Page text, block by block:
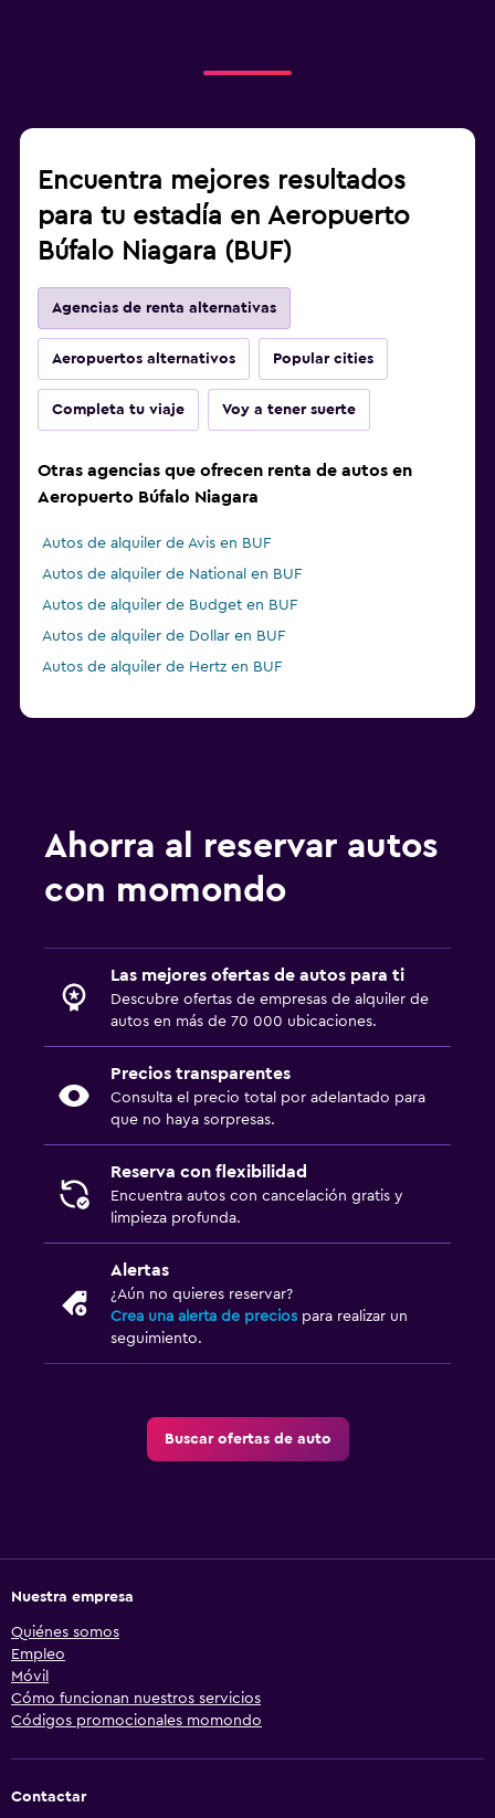
Encuentra mejores resultados
para tu estadía en Aeropuerto
Búfalo Niagara (BUF)
Agencias de renta alternativas
Aeropuertos alternativos Popular cities
Completa tu viaje Voy a tener suerte
Otras agencias que ofrecen renta de autos en
Aeropuerto Búfalo Niagara
Autos de alquiler de Avis en BUF
Autos de alquiler de National en BUF
Autos de alquiler de Budget en BUF
Autos de alquiler de Dollar en BUF
Autos de alquiler de Hertz en BUF
Ahorra al reservar autos
con momondo
Las mejores ofertas de autos para ti
Descubre ofertas de empresas de alquiler de
autos en más de 70 000 ubicaciones.
Precios transparentes
Consulta el precio total por adelantado para
que no haya sorpresas.
Reserva con flexibilidad
Encuentra autos con cancelación gratis y
limpieza profunda.
Alertas
¿Aún no quieres reservar?
Crea una alerta de precios para realizar un
seguimiento.
Buscar ofertas de auto
Nuestra empresa
Quiénes somos
Empleo
Móvil
Cómo funcionan nuestros servicios
Códigos promocionales momondo
Contactar